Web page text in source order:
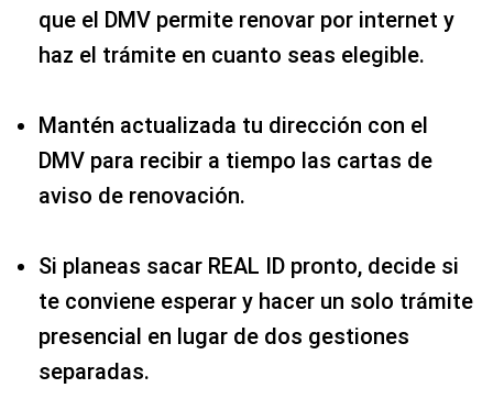
que el DMV permite renovar por internet y
haz el trámite en cuanto seas elegible.
Mantén actualizada tu dirección con el
DMV para recibir a tiempo las cartas de
aviso de renovación.
Si planeas sacar REAL ID pronto, decide si
te conviene esperar y hacer un solo trámite
presencial en lugar de dos gestiones
separadas.